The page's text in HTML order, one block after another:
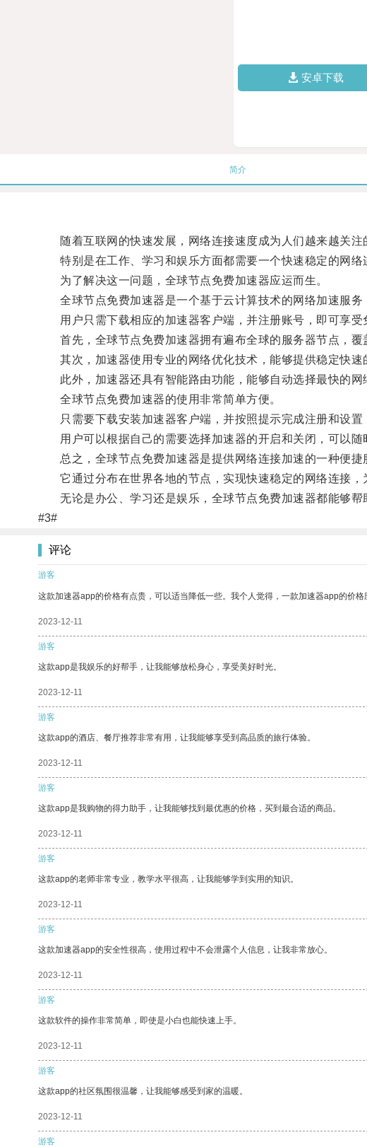
安卓下载
简介
随着互联网的快速发展，网络连接速度成为人们越来越关注
特别是在工作、学习和娱乐方面都需要一个快速稳定的网络
为了解决这一问题，全球节点免费加速器应运而生。
全球节点免费加速器是一个基于云计算技术的网络加速服务
用户只需下载相应的加速器客户端，并注册账号，即可享受
首先，全球节点免费加速器拥有遍布全球的服务器节点，覆
其次，加速器使用专业的网络优化技术，能够提供稳定快速
此外，加速器还具有智能路由功能，能够自动选择最快的网
全球节点免费加速器的使用非常简单方便。
只需要下载安装加速器客户端，并按照提示完成注册和设置
用户可以根据自己的需要选择加速器的开启和关闭，可以随
总之，全球节点免费加速器是提供网络连接加速的一种便捷
它通过分布在世界各地的节点，实现快速稳定的网络连接，
无论是办公、学习还是娱乐，全球节点免费加速器都能够帮
#3#
评论
游客
这款加速器app的价格有点贵，可以适当降低一些。我个人觉得，一款加速器app的价格
2023-12-11
游客
这款app是我娱乐的好帮手，让我能够放松身心，享受美好时光。
2023-12-11
游客
这款app的酒店、餐厅推荐非常有用，让我能够享受到高品质的旅行体验。
2023-12-11
游客
这款app是我购物的得力助手，让我能够找到最优惠的价格，买到最合适的商品。
2023-12-11
游客
这款app的老师非常专业，教学水平很高，让我能够学到实用的知识。
2023-12-11
游客
这款加速器app的安全性很高，使用过程中不会泄露个人信息，让我非常放心。
2023-12-11
游客
这款软件的操作非常简单，即使是小白也能快速上手。
2023-12-11
游客
这款app的社区氛围很温馨，让我能够感受到家的温暖。
2023-12-11
游客